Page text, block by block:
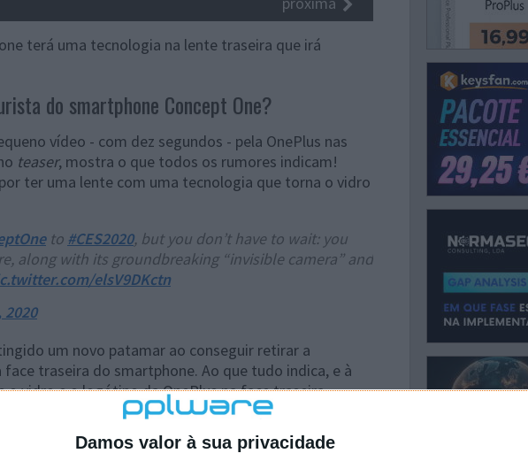
Damos valor à sua privacidade
terá uma tecnologia na lente traseira que irá
do smartphone Concept One?
vídeo - com dez segundos - pela OnePlus nas
teaser, mostra o que todos os rumores indicam!
ter uma lente com uma tecnologia que torna o vidro
to #CES2020, but you don’t have to wait: you
along with its groundbreaking “invisible camera” and
elsV9DKctn
2020
um novo patamar ao conseguir retirar a
traseira do smartphone. Ao que tudo indica, e à
o vidro e o logótipo da OnePlus na face traseira...
por parte da OnePlus! Segundo o
algum tempo, mas é improvável que a lance para o